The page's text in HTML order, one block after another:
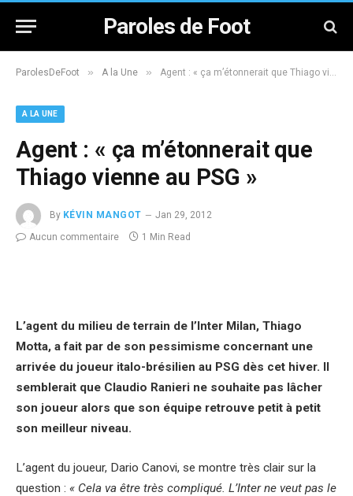
Paroles de Foot
ParolesDeFoot » A la Une » Agent : « ça m’étonnerait que Thiago vienne au PSG »
A LA UNE
Agent : « ça m’étonnerait que
Thiago vienne au PSG »
By KÉVIN MANGOT
Jan 29, 2012
Aucun commentaire
1 Min Read
L’agent du milieu de terrain de l’Inter Milan, Thiago
Motta, a fait par de son pessimisme concernant une
arrivée du joueur italo-brésilien au PSG dès cet hiver. Il
semblerait que Claudio Ranieri ne souhaite pas lâcher
son joueur alors que son équipe retrouve petit à petit
son meilleur niveau.
L’agent du joueur, Dario Canovi, se montre très clair sur la
question : « Cela va être très compliqué. L’Inter ne veut pas le